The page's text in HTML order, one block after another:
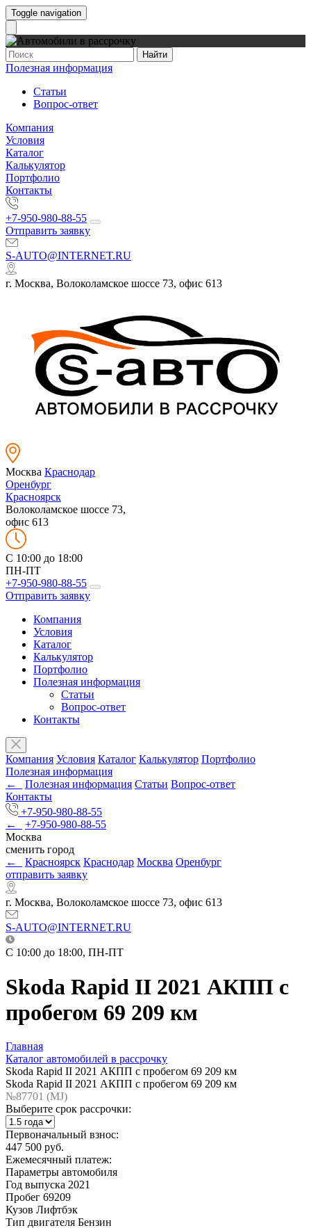
Toggle navigation
Найти
Полезная информация
Статьи
Вопрос-ответ
Компания
Условия
Каталог
Калькулятор
Портфолио
Контакты
+7-950-980-88-55
Отправить заявку
S-AUTO@INTERNET.RU
г. Москва, Волоколамское шоссе 73, офис 613
Москва Краснодар
Оренбург
Красноярск
Волоколамское шоссе 73,
офис 613
C 10:00 до 18:00
ПН-ПТ
+7-950-980-88-55
Отправить заявку
Компания
Условия
Каталог
Калькулятор
Портфолио
Полезная информация
Статьи
Вопрос-ответ
Контакты
Компания Условия Каталог Калькулятор Портфолио
Полезная информация
←
Полезная информация Статьи Вопрос-ответ
Контакты
+7-950-980-88-55
←
+7-950-980-88-55
Москва
сменить город
←
Красноярск Краснодар Москва Оренбург
отправить заявку
г. Москва, Волоколамское шоссе 73, офис 613
S-AUTO@INTERNET.RU
C 10:00 до 18:00, ПН-ПТ
Skoda Rapid II 2021 АКПП с
пробегом 69 209 км
Главная
Каталог автомобилей в рассрочку
Skoda Rapid II 2021 АКПП с пробегом 69 209 км
Skoda Rapid II 2021 АКПП с пробегом 69 209 км
№87701 (МJ)
Выберите срок рассрочки:
Первоначальный взнос:
447 500 руб.
Ежемесячный платеж:
Параметры автомобиля
Год выпуска 2021
Пробег 69209
Кузов Лифтбэк
Тип двигателя Бензин